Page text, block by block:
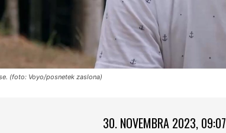
(foto: Voyo/posnetek zaslona)
30. NOVEMBRA 2023, 09:07